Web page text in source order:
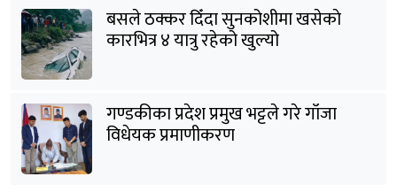
बसले ठक्कर दिँदा सुनकोशीमा खसेकाे
कारभित्र ४ यात्रु रहेको खुल्यो
गण्डकीका प्रदेश प्रमुख भट्टले गरे गाँजा
विधेयक प्रमाणीकरण